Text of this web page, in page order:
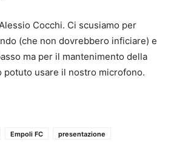
Cocchi. Ci scusiamo per
(che non dovrebbero inficiare) e
ma per il mantenimento della
potuto usare il nostro microfono.
Empoli FC presentazione